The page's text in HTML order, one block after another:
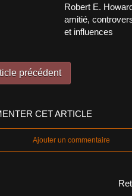
Robert E.
amitié,
et influences
précédent
CET ARTICLE
Ajouter un commentaire